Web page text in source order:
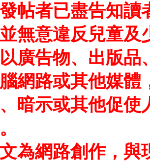
帖者已盡告知讀
無意違反兒童及
以廣告物、出版
網路或其他媒體
暗示或其他促使
為網路創作，與